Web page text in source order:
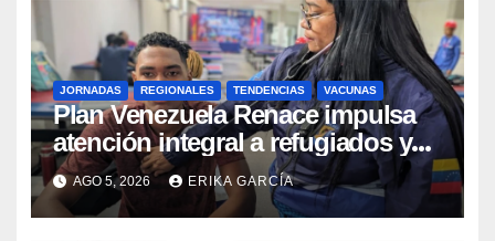
JORNADAS REGIONALES TENDENCIAS VACUNAS
​Plan Venezuela Renace impulsa
atención integral a refugiados y
evaluación de vacunación en
Aragua
AGO 5, 2026 ERIKA GARCÍA